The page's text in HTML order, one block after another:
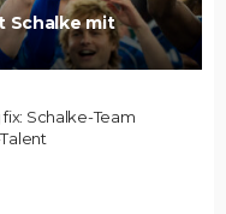
Schalke mit
Schalke-Team